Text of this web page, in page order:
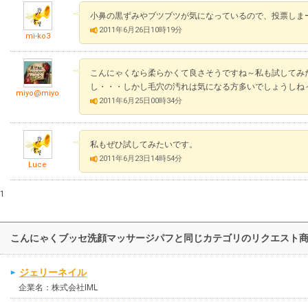
mi-ko3
小鼻の黒ずみやブツブツが気になっているので、投票しま
2011年6月26日10時19分
miyo@miyo
こんにゃくなら柔らかくて良さそうですね～私も試して
し・・・しかし毛穴の汚れは気になる方多いでしょうし
2011年6月25日00時34分
Luce
私もぜひ試してみたいです。
2011年6月23日14時54分
1
こんにゃくブッセ洗顔マッサージパフと同じカテゴリのリクエスト
ジェリーネイル
企業名：株式会社IML